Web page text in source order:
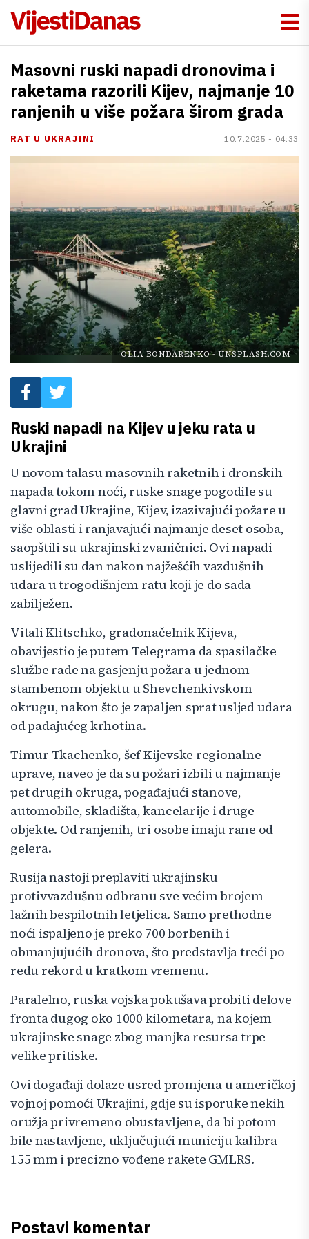
Masovni ruski napadi dronovima i
raketama razorili Kijev, najmanje 10
ranjenih u više požara širom grada
RAT U UKRAJINI 10.7.2025 - 04:33
OLIA BONDARENKO- UNSPLASH.COM
Ruski napadi na Kijev u jeku rata u
Ukrajini
U novom talasu masovnih raketnih i dronskih
napada tokom noći, ruske snage pogodile su
glavni grad Ukrajine, Kijev, izazivajući požare u
više oblasti i ranjavajući najmanje deset osoba,
saopštili su ukrajinski zvaničnici. Ovi napadi
uslijedili su dan nakon najžešćih vazdušnih
udara u trogodišnjem ratu koji je do sada
zabilježen.
Vitali Klitschko, gradonačelnik Kijeva,
obavijestio je putem Telegrama da spasilačke
službe rade na gasjenju požara u jednom
stambenom objektu u Shevchenkivskom
okrugu, nakon što je zapaljen sprat usljed udara
od padajućeg krhotina.
Timur Tkachenko, šef Kijevske regionalne
uprave, naveo je da su požari izbili u najmanje
pet drugih okruga, pogađajući stanove,
automobile, skladišta, kancelarije i druge
objekte. Od ranjenih, tri osobe imaju rane od
gelera.
Rusija nastoji preplaviti ukrajinsku
protivvazdušnu odbranu sve većim brojem
lažnih bespilotnih letjelica. Samo prethodne
noći ispaljeno je preko 700 borbenih i
obmanjujućih dronova, što predstavlja treći po
redu rekord u kratkom vremenu.
Paralelno, ruska vojska pokušava probiti delove
fronta dugog oko 1000 kilometara, na kojem
ukrajinske snage zbog manjka resursa trpe
velike pritiske.
Ovi događaji dolaze usred promjena u američkoj
vojnoj pomoći Ukrajini, gdje su isporuke nekih
oružja privremeno obustavljene, da bi potom
bile nastavljene, uključujući municiju kalibra
155 mm i precizno vođene rakete GMLRS.
Postavi komentar